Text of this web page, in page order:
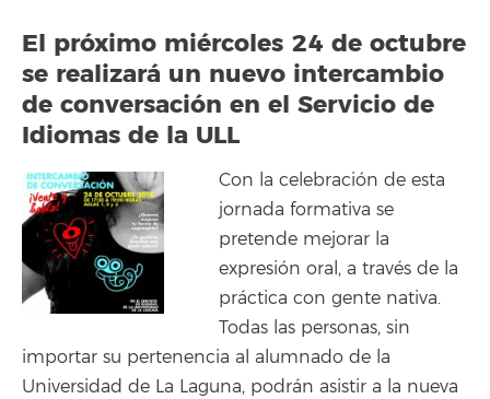
El próximo miércoles 24 de octubre
se realizará un nuevo intercambio
de conversación en el Servicio de
Idiomas de la ULL
Con la celebración de esta
jornada formativa se
pretende mejorar la
expresión oral, a través de la
práctica con gente nativa.
Todas las personas, sin
importar su pertenencia al alumnado de la
Universidad de La Laguna, podrán asistir a la nueva